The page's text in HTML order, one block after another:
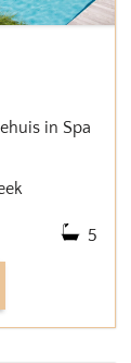
in Spa
5